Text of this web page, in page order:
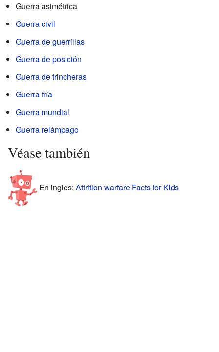
Guerra asimétrica
Guerra civil
Guerra de guerrillas
Guerra de posición
Guerra de trincheras
Guerra fría
Guerra mundial
Guerra relámpago
Véase también
En inglés: Attrition warfare Facts for Kids